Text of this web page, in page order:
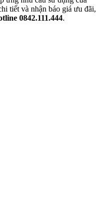
tiết và nhận báo giá ưu đãi,
0842.111.444.